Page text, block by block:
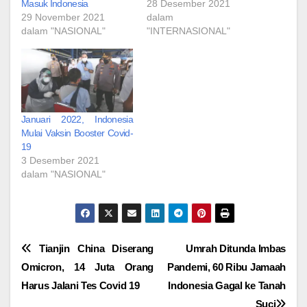
Masuk Indonesia
29 November 2021
dalam "NASIONAL"
28 Desember 2021
dalam
"INTERNASIONAL"
Januari 2022, Indonesia
Mulai Vaksin Booster Covid-
19
3 Desember 2021
dalam "NASIONAL"
Navigasi
pos
Umrah Ditunda Imbas
Pandemi, 60 Ribu Jamaah
Indonesia Gagal ke Tanah
Suci
Tianjin China Diserang
Omicron, 14 Juta Orang
Harus Jalani Tes Covid 19